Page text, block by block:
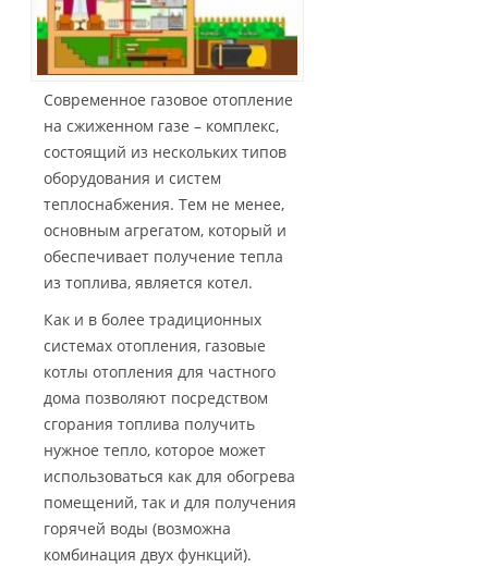
Современное газовое отопление
на сжиженном газе – комплекс,
состоящий из нескольких типов
оборудования и систем
теплоснабжения. Тем не менее,
основным агрегатом, который и
обеспечивает получение тепла
из топлива, является котел.
Как и в более традиционных
системах отопления, газовые
котлы отопления для частного
дома позволяют посредством
сгорания топлива получить
нужное тепло, которое может
использоваться как для обогрева
помещений, так и для получения
горячей воды (возможна
комбинация двух функций).